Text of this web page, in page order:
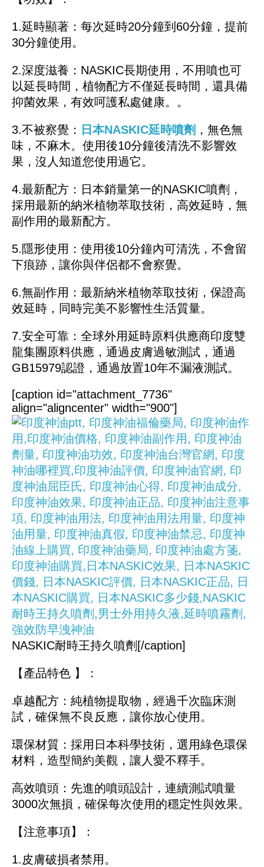
1.延時顯著：每次延時20分鐘到60分鐘，提前
30分鐘使用。
2.深度滋養：NASKIC長期使用，不用噴也可
以延長時間，植物配方不僅延長時間，還具備
抑菌效果，有效呵護私處健康。。
3.不被察覺： 日本NASKIC延時噴劑 ，無色無
味，不麻木。使用後10分鐘後清洗不影響效
果，沒人知道您使用過它。
4.最新配方：日本銷量第一的NASKIC噴劑，
採用最新的納米植物萃取技術，高效延時，無
副作用的最新配方。
5.隱形使用：使用後10分鐘內可清洗，不會留
下痕跡，讓你與伴侶都不會察覺。
6.無副作用：最新納米植物萃取技術，保證高
效延時，同時完美不影響性生活質量。
7.安全可靠：全球外用延時原料供應商印度雙
龍集團原料供應，通過皮膚過敏測試，通過
GB15979認證，通過放置10年不漏液測試。
[caption id="attachment_7736"
align="aligncenter" width="900"]
NASKIC耐時王持久噴劑[/caption]
【產品特色 】：
卓越配方：純植物提取物，經過千次臨床測
試，確保無不良反應，讓你放心使用。
環保材質：採用日本科學技術，選用綠色環保
材料，造型簡約美觀，讓人愛不釋手。
高效噴頭：先進的噴頭設計，連續測試噴量
3000次無損，確保每次使用的穩定性與效果。
【注意事項】：
1.皮膚破損者禁用。